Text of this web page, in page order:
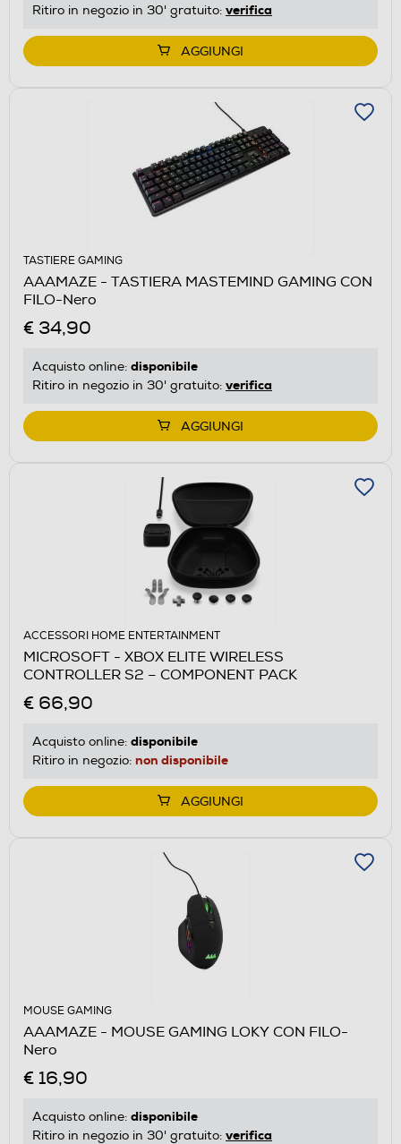
Ritiro in negozio in 30' gratuito: verifica
AGGIUNGI
TASTIERE GAMING
AAAMAZE - TASTIERA MASTEMIND GAMING CON
FILO-Nero
€ 34,90
Acquisto online: disponibile
Ritiro in negozio in 30' gratuito: verifica
AGGIUNGI
ACCESSORI HOME ENTERTAINMENT
MICROSOFT - XBOX ELITE WIRELESS
CONTROLLER S2 – COMPONENT PACK
€ 66,90
Acquisto online: disponibile
Ritiro in negozio: non disponibile
AGGIUNGI
MOUSE GAMING
AAAMAZE - MOUSE GAMING LOKY CON FILO-
Nero
€ 16,90
Acquisto online: disponibile
Ritiro in negozio in 30' gratuito: verifica